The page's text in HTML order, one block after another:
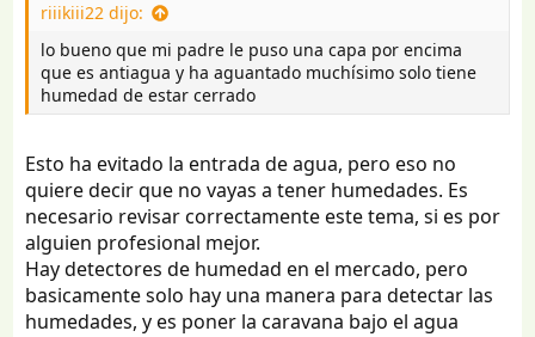
riiikiii22 dijo:
lo bueno que mi padre le puso una capa por encima
que es antiagua y ha aguantado muchísimo solo tiene
humedad de estar cerrado
Esto ha evitado la entrada de agua, pero eso no
quiere decir que no vayas a tener humedades. Es
necesario revisar correctamente este tema, si es por
alguien profesional mejor.
Hay detectores de humedad en el mercado, pero
basicamente solo hay una manera para detectar las
humedades, y es poner la caravana bajo el agua